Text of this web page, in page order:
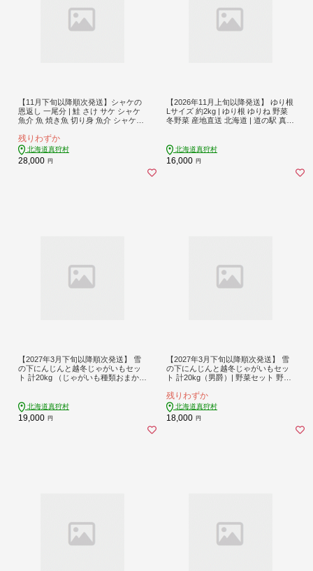
【11月下旬以降順次発送】シャケの
恩返し 一尾分 | 鮭 さけ サケ シャケ
魚介 魚 焼き魚 切り身 魚介 シャケ切
り身 小分け 真空パック 焼き魚 先行
予約 北海道 真狩村 真狩 | 北るもい漁
業協同組合 [BPAN001]
残りわずか
北海道真狩村
28,000 円
【2026年11月上旬以降発送】 ゆり根
Lサイズ 約2kg | ゆり根 ゆりね 野菜
冬野菜 産地直送 北海道 | 道の駅 真狩
北海道真狩村
16,000 円
【2027年3月下旬以降順次発送】 雪
の下にんじんと越冬じゃがいもセッ
ト 計20kg （じゃがいも種類おまか
予約 | 道の駅 真狩フラワーセンター
[BPAM031]
北海道真狩村
19,000 円
【2027年3月下旬以降順次発送】 雪
の下にんじんと越冬じゃがいもセッ
ト 計20kg（男爵）| 野菜セット 野菜
約 | 道の駅 真狩フラワーセンター [B
PAM032]
残りわずか
北海道真狩村
18,000 円